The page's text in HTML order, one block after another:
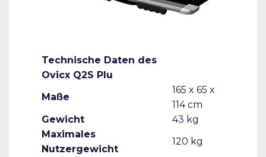
Technische Daten des
Ovicx Q2S Plu
Maße
165 x 65 x
114 cm
Gewicht
43 kg
Maximales
Nutzergewicht
120 kg